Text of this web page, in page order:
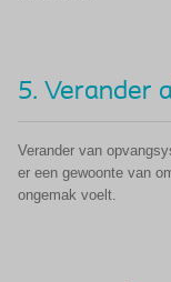
5. Verander
Verander van
er een gewoonte van
ongemak voelt.